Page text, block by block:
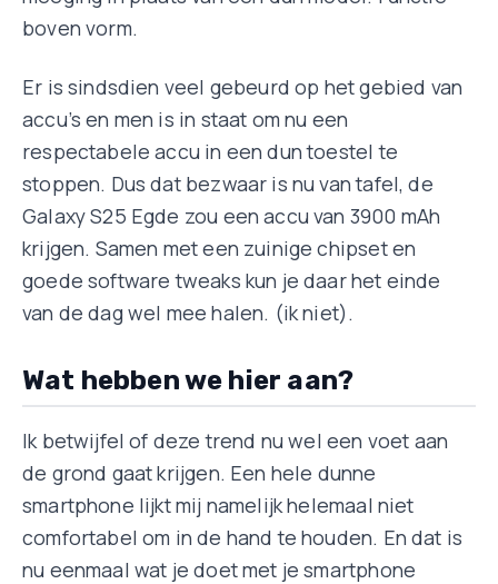
boven vorm.
Er is sindsdien veel gebeurd op het gebied van
accu’s en men is in staat om nu een
respectabele accu in een dun toestel te
stoppen. Dus dat bezwaar is nu van tafel, de
Galaxy S25 Egde zou een accu van 3900 mAh
krijgen. Samen met een zuinige chipset en
goede software tweaks kun je daar het einde
van de dag wel mee halen. (ik niet).
Wat hebben we hier aan?
Ik betwijfel of deze trend nu wel een voet aan
de grond gaat krijgen. Een hele dunne
smartphone lijkt mij namelijk helemaal niet
comfortabel om in de hand te houden. En dat is
nu eenmaal wat je doet met je smartphone